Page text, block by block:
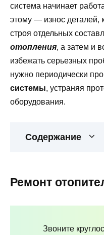
система начинает
этому — износ деталей,
строя отдельных
отопления, а затем и
избежать серьезных
нужно периодически
системы, устраняя
оборудования.
Содержание
Ремонт
Звоните